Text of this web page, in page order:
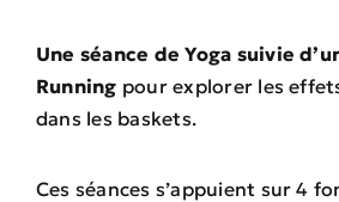
Une séance de Yoga suivie
Running pour explorer les
dans les baskets.
Ces séances s’appuient sur 4